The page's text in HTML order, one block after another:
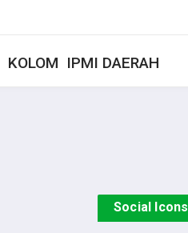
KOLOM IPMI DAERAH
Social Icons